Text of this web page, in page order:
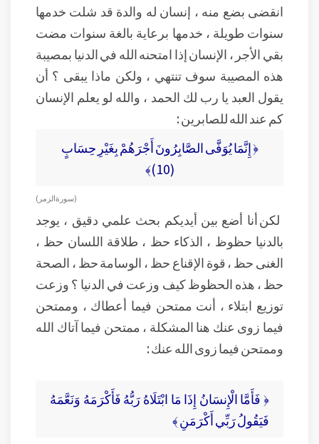
انقضى بضع منه ، إنسان له والدة قد شلت خدمها
سنوات طويلة ، خدمها برعاية بالغة سنوات مضت
بقي الأجر ، الإنسان إذا امتحنه الله في الدنيا بمصيبة
هذه المصيبة سوف تنتهي ، ولكن ماذا يبقى ؟ أن
يقول العبد يا رب لك الحمد ، والله لو يعلم الإنسان
كم عند الله للصابرين :
﴿ إِنَّمَا يُوَفَّى الصَّابِرُونَ أَجْرَهُمْ بِغَيْرِ حِسَابٍ
(10)﴾
( سورة الزمر )
لكن أنا أضع بين أيديكم بحث علمي دقيق ، يوجد
بالدنيا حظوظ ، الذكاء حظ ، طلاقة اللسان حظ ،
الغنى حظ ، قوة الإقناع حظ ، الوسامة حظ ، الصحة
حظ ، هذه الحظوظ كيف وزعت في الدنيا ؟ وزعت
توزيع ابتلاء ، أنت ممتحن فيما أعطاك ، وممتحن
فيما زوى عنك هنا المشكلة ، ممتحن فيما آتاك الله
وممتحن فيما زوى الله عنك :
﴿ فَأَمَّا الْإِنسَانُ إِذَا مَا ابْتَلَاهُ رَبُّهُ فَأَكْرَمَهُ وَنَعَّمَهُ
فَيَقُولُ رَبِّي أَكْرَمَنِ ﴾